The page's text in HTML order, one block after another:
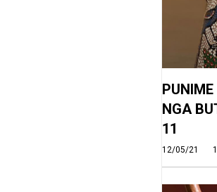
NGA
11
12/05/21